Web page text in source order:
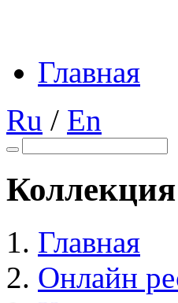
Главная
Ru / En
Главная
Онлайн